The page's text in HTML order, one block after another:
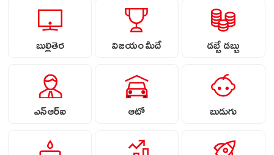
బుల్లితెర విజయం మీదే డబ్బే డబ్బు
ఎన్ఆర్ఐ ఆటో బుడుగు